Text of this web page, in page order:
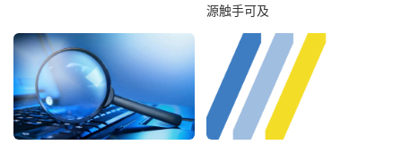
源触手可及